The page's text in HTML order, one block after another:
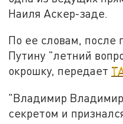
Наиля Аскер-заде.
По ее словам, после
Путину "летний
окрошку, передает
"Владимир
секретом и